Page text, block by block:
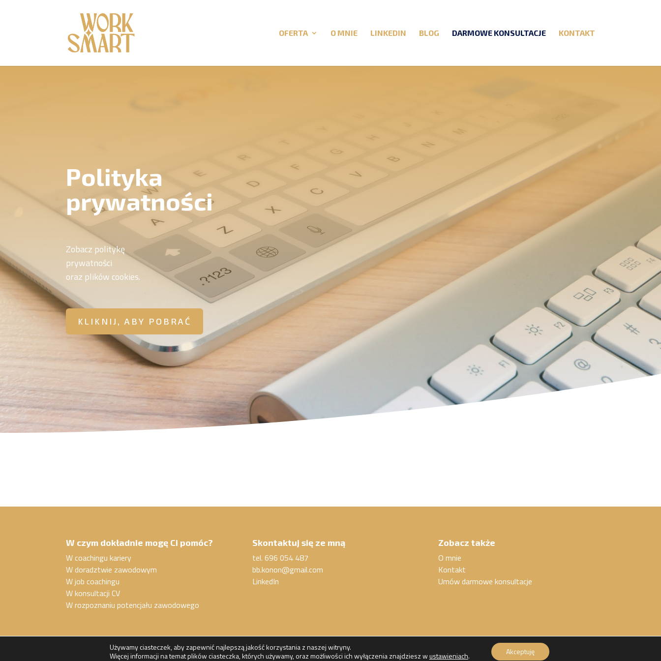
OFERTA O MNIE LINKEDIN BLOG DARMOWE KONSULTACJE KONTAKT
Polityka
prywatności
Zobacz politykę
prywatności
oraz plików cookies.
KLIKNIJ, ABY POBRAĆ
W czym dokładnie mogę Ci pomóc?
W coachingu kariery
W doradztwie zawodowym
W job coachingu
W konsultacji CV
W rozpoznaniu potencjału zawodowego
Skontaktuj się ze mną
tel. 696 054 487
bb.konon@gmail.com
LinkedIn
Zobacz także
O mnie
Kontakt
Umów darmowe konsultacje
Barbara Konończuk / Work Smart / 2024
Używamy ciasteczek, aby zapewnić najlepszą jakość korzystania z naszej witryny.
Więcej informacji na temat plików ciasteczka, których używamy, oraz możliwości ich wyłączenia znajdziesz wustawieniach. Akceptuję